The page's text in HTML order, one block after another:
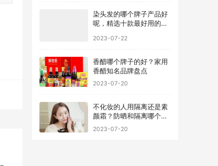
染头发的哪个牌子产品好
呢，精选十款最好用的染
2023-07-22
香醋哪个牌子的好？家用
香醋知名品牌盘点
2023-07-20
不化妆的人用隔离还是素
颜霜？防晒和隔离哪个先
2023-07-20